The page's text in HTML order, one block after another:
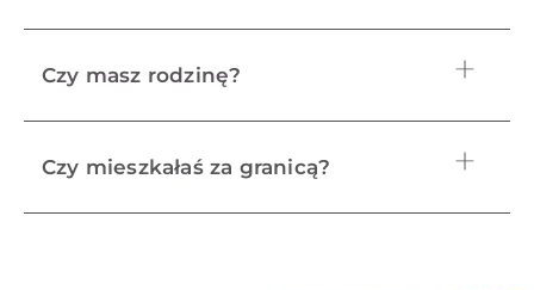
Czy masz rodzinę?
Czy mieszkałaś za granicą?